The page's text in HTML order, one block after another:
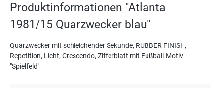
Produktinformationen "Atlanta
1981/15 Quarzwecker blau"
Quarzwecker mit schleichender Sekunde, RUBBER FINISH,
Repetition, Licht, Crescendo, Zifferblatt mit Fußball-Motiv
"Spielfeld"